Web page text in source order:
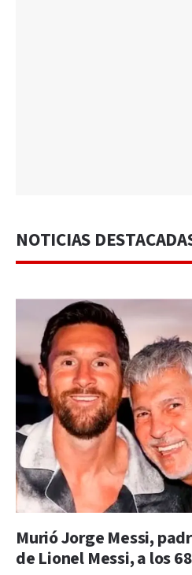
NOTICIAS
Murió Jorge Messi,
de Lionel Messi, a los